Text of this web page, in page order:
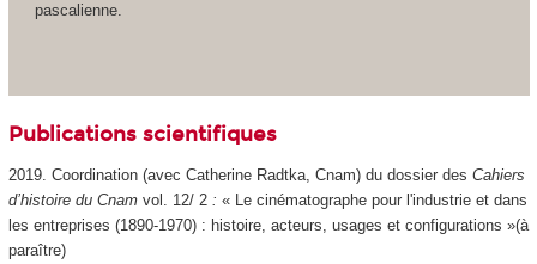
pascalienne.
Publications scientifiques
2019. Coordination (avec Catherine Radtka, Cnam) du dossier des Cahiers
d’histoire du Cnam vol. 12/ 2 : « Le cinématographe pour l'industrie et dans
les entreprises (1890-1970) : histoire, acteurs, usages et configurations »(à
paraître)